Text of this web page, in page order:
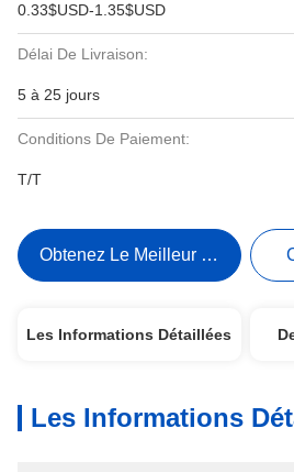
0.33$USD-1.35$USD
Délai De Livraison:
5 à 25 jours
Conditions De Paiement:
T/T
Obtenez Le Meilleur Prix
Les Informations Détaillées
Les Informations